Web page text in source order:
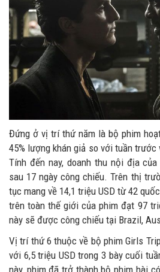
Đứng ở vị trí thứ năm là bộ phim
45% lượng khán giả so với tuần trước
Tính đến nay, doanh thu nội địa
sau 17 ngày công chiếu. Trên thị
tục mang về 14,1 triệu USD từ 42
trên toàn thế giới của phim đạt 97
này sẽ được công chiếu tại Brazil,
Vị trí thứ 6 thuộc về bộ phim Girls
với 6,5 triệu USD trong 3 bày cuối